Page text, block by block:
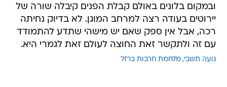
ובמקום בלונים באולם קבלת הפנים קיבלה שורה של
יירוטים בעודה רצה למרחב המוגן. לא בדיוק נחיתה
רכה, אבל אין ספק שאם יש מישהי שתדע להתמודד
עם זה ולתקשר זאת החוצה לעולם זאת לגמרי היא.
נועה תשבי מלחמת חרבות ברזל